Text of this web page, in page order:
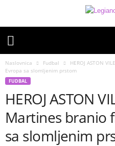
Naslovnica Fudbal
HEROJ ASTON
Evropa sa slomljenim prstom
FUDBAL
HEROJ ASTON
Martines branio
sa slomljenim